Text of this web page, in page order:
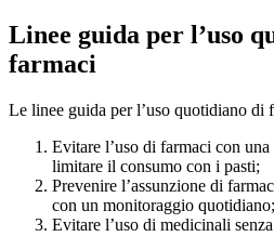
Linee guida per l’uso
farmaci
Le linee guida per l’uso quotidiano di
Evitare l’uso di farmaci con
limitare il consumo con i pasti;
Prevenire l’assunzione di
con un monitoraggio quotidiano;
Evitare l’uso di medicinali